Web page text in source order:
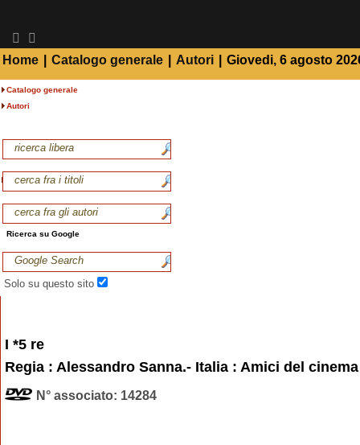
Home Catalogo generale Autori Giovedi, 6 agosto
Catalogo generale
Autori
Ricerca su Google
Solo su questo sito
I *5 re
Regia : Alessandro Sanna.- Italia : Amici del
N° associato: 14284